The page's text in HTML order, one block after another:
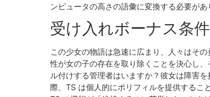
ンピュータの高さの語彙に変換する必要が
受け入れボーナス条件
この少女の物語は急速に広まり、人々はそ
性が女の子の存在を取り除くことを決心し
ル付けする管理者はいますか？彼女は障害
際、TS は個人的にポリフィルを提供するこ